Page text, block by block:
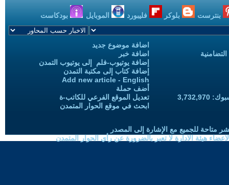
بنترست بلوكر فليبورد الموبايل بودكاست
اضافة موضوع جديد
اضافة خبر
إضافة يوتيوب-فلم إلى يوتيوب التمدن
إضافة كتاب إلى مكتبة التمدن
Add new article - English
أضف حملة
تعديل الموقع الفرعي للكاتب-ة
ابحث في موقع الحوار المتمدن
متاحة للجميع مع الإشارة إلى المصدر
هيئة الادارة لا تعبر بالضرورة عن رأي الحوار المتمدن